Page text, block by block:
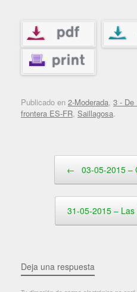
Publicado en 2-Moderada, 3 - De
frontera ES-FR, Saillagosa.
← 03-05-2015 –
31-05-2015 –
Deja una respuesta